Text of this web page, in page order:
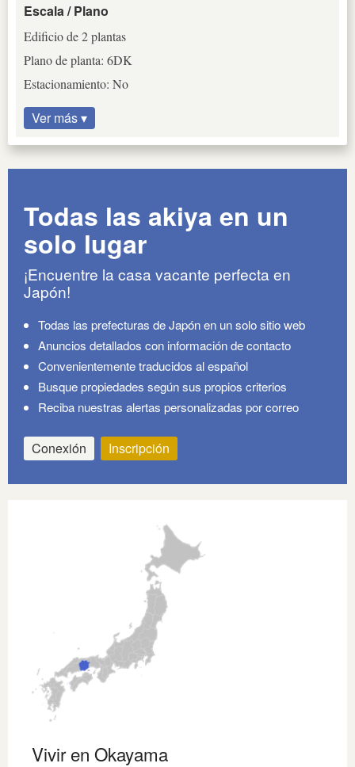
Escala / Plano
Edificio de 2 plantas
Plano de planta: 6DK
Estacionamiento: No
Ver más ▾
Todas las akiya en un
solo lugar
¡Encuentre la casa vacante perfecta en
Japón!
Todas las prefecturas de Japón en un solo sitio web
Anuncios detallados con información de contacto
Convenientemente traducidos al español
Busque propiedades según sus propios criterios
Reciba nuestras alertas personalizadas por correo
Conexión Inscripción
Vivir en Okayama